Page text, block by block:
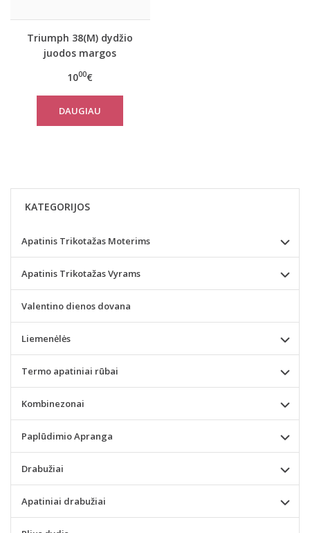
Triumph 38(M) dydžio
juodos margos
kelnaitės Mix Match 19
Midi 02 pt
1000€
DAUGIAU
KATEGORIJOS
Apatinis Trikotažas Moterims
Apatinis Trikotažas Vyrams
Valentino dienos dovana
Liemenėlės
Termo apatiniai rūbai
Kombinezonai
Paplūdimio Apranga
Drabužiai
Apatiniai drabužiai